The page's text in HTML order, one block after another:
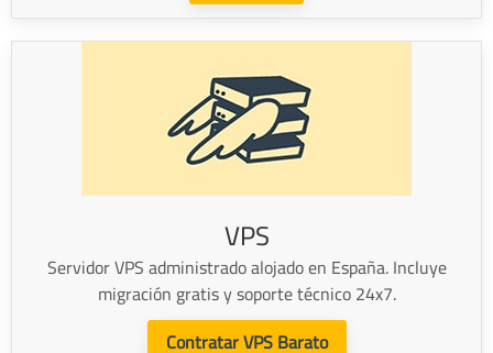
VPS
Servidor VPS administrado alojado en España. Incluye
migración gratis y soporte técnico 24x7.
Contratar VPS Barato